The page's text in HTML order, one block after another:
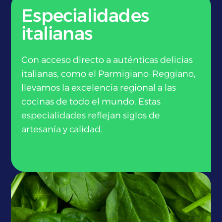
Especialidades
italianas
Con acceso directo a auténticas delicias
italianas, como el Parmigiano-Reggiano,
llevamos la excelencia regional a las
cocinas de todo el mundo. Estas
especialidades reflejan siglos de
artesanía y calidad.